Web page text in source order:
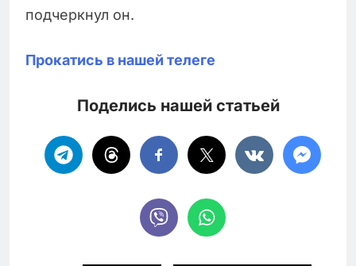
подчеркнул он.
Прокатись в нашей телеге
Поделись нашей статьей